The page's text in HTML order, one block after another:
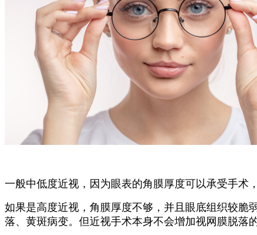
一般中低度近视，因为眼表的角膜厚度可以承受手术
如果是高度近视，角膜厚度不够，并且眼底组织较脆
落、黄斑病变。但近视手术本身不会增加视网膜脱落